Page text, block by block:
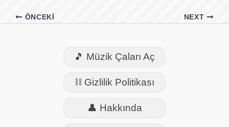
ÖNCEKI NEXT
🎵 Müzik Çaları Aç
⛓️ Gizlilik Politikası
👤 Hakkında